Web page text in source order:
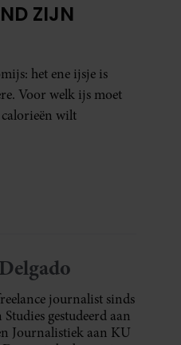
ZIJN
het ene ijsje is
Voor welk ijs moet
wilt
journalist sinds
gestudeerd aan
Journalistiek aan KU